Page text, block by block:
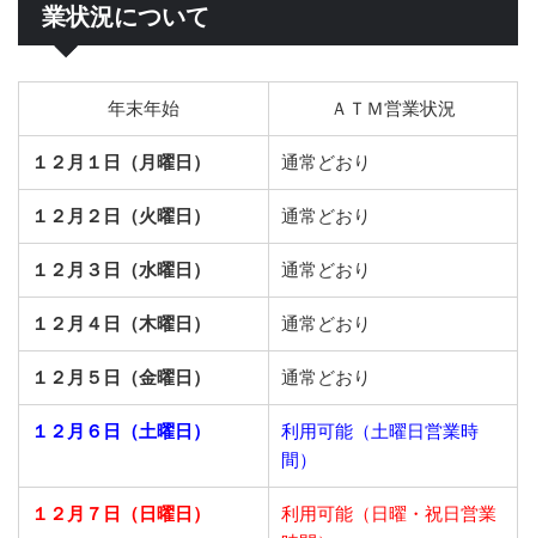
業状況について
年末年始 ＡＴＭ営業状況
１２月１日（月曜日） 通常どおり
１２月２日（火曜日） 通常どおり
１２月３日（水曜日） 通常どおり
１２月４日（木曜日） 通常どおり
１２月５日（金曜日） 通常どおり
１２月６日（土曜日）
利用可能（土曜日営業時
間）
１２月７日（日曜日）
利用可能（日曜・祝日営業